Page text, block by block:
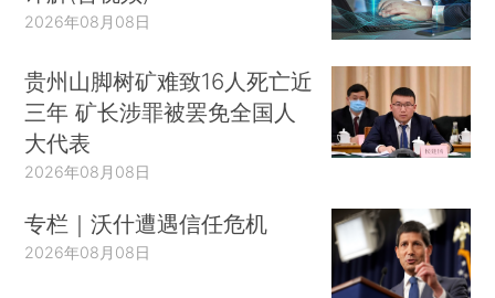
2026年08月08日
贵州山脚树矿难致16人死亡近
三年 矿长涉罪被罢免全国人
大代表
2026年08月08日
专栏｜沃什遭遇信任危机
2026年08月08日